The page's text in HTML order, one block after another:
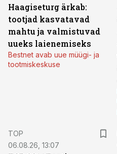
Haagiseturg ärkab:
tootjad kasvatavad
mahtu ja valmistuvad
uueks laienemiseks
Bestnet avab uue müügi- ja
tootmiskeskuse
TOP
06.08.26, 13:07